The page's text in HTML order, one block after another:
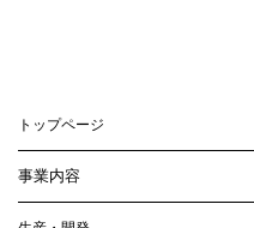
トップページ
事業内容